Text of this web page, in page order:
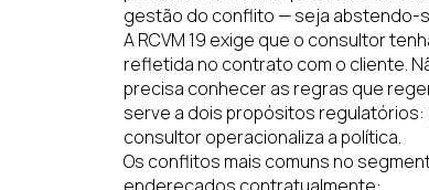
gestão do conflito — seja abstendo-
A RCVM 19 exige que o consultor
refletida no contrato com o cliente.
precisa conhecer as regras que
serve a dois propósitos
consultor operacionaliza a política.
Os conflitos mais comuns no